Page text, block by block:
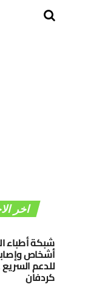
اخر
أشخاص
للدعم
كردفان